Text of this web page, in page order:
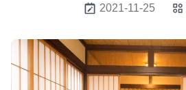
2021-11-25